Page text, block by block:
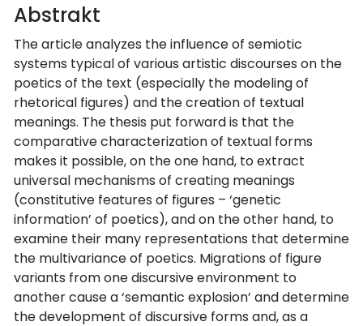
Abstrakt
The article analyzes the influence of semiotic
systems typical of various artistic discourses on the
poetics of the text (especially the modeling of
rhetorical figures) and the creation of textual
meanings. The thesis put forward is that the
comparative characterization of textual forms
makes it possible, on the one hand, to extract
universal mechanisms of creating meanings
(constitutive features of figures – ‘genetic
information’ of poetics), and on the other hand, to
examine their many representations that determine
the multivariance of poetics. Migrations of figure
variants from one discursive environment to
another cause a ‘semantic explosion’ and determine
the development of discursive forms and, as a